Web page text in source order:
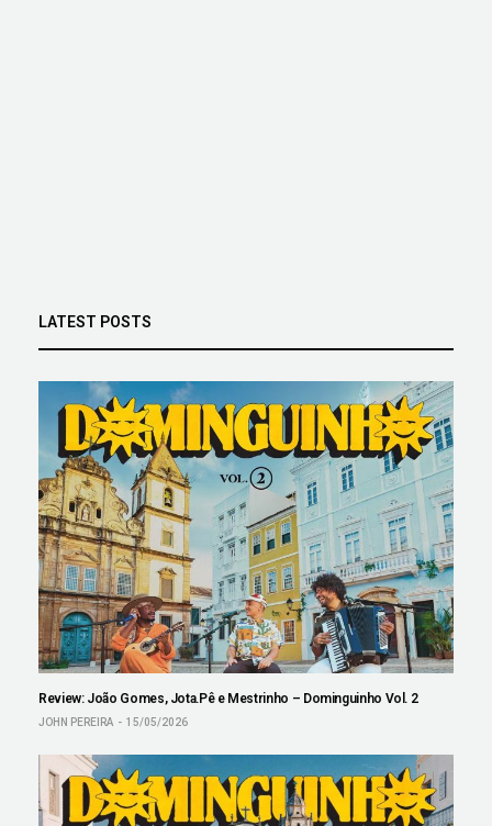
LATEST POSTS
Review: João Gomes, Jota.Pê e Mestrinho – Dominguinho Vol. 2
JOHN PEREIRA 15/05/2026